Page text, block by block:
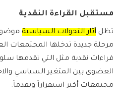
مستقبل القراءة النقدية
تظل آثار التحولات السياسية
مرحلة جديدة تدخلها المجتمعات
قراءات نقدية مثل التي تقدمها
العضوي بين المتغير السياسي
مجتمعات أكثر استقراراً وتقدماً.